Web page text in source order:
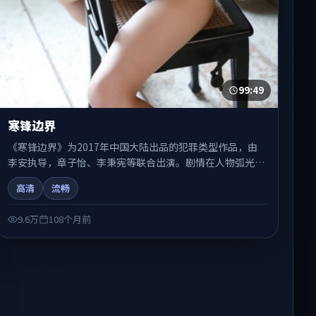
99:49
寒锋边界
《寒锋边界》为2017年中国大陆出品的犯罪类型作品，由
李安执导，章子怡、李秉宪等联合出演。剧情在人物弧光与
节奏推进中展开，兼具叙事张力与视听质感。适合关注国产
在线观看、热播国产剧与院线佳片的观众收藏与检索延伸。
高清 流畅
9.6万 108个月前